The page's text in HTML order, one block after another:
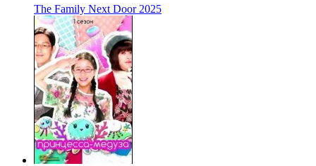
The Family Next Door 2025